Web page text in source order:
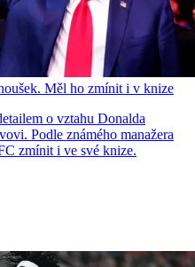
Měl ho zmínit i v knize
o vztahu Donalda
Podle známého manažera
zmínit i ve své knize.